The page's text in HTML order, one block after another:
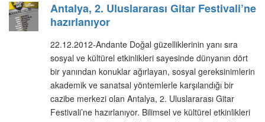
Antalya, 2. Uluslararası Gitar Festivali’ne
hazırlanıyor
22.12.2012-Andante Doğal güzelliklerinin yanı sıra
sosyal ve kültürel etkinlikleri sayesinde dünyanın dört
bir yanından konuklar ağırlayan, sosyal gereksinimlerin
akademik ve sanatsal yöntemlerle karşılandığı bir
cazibe merkezi olan Antalya, 2. Uluslararası Gitar
Festivali’ne hazırlanıyor. Bilimsel ve kültürel etkinlikleri